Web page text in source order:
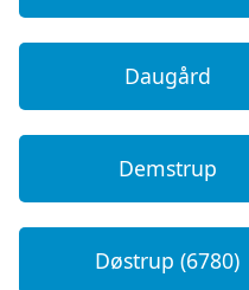
Daugård
Demstrup
Døstrup (6780)